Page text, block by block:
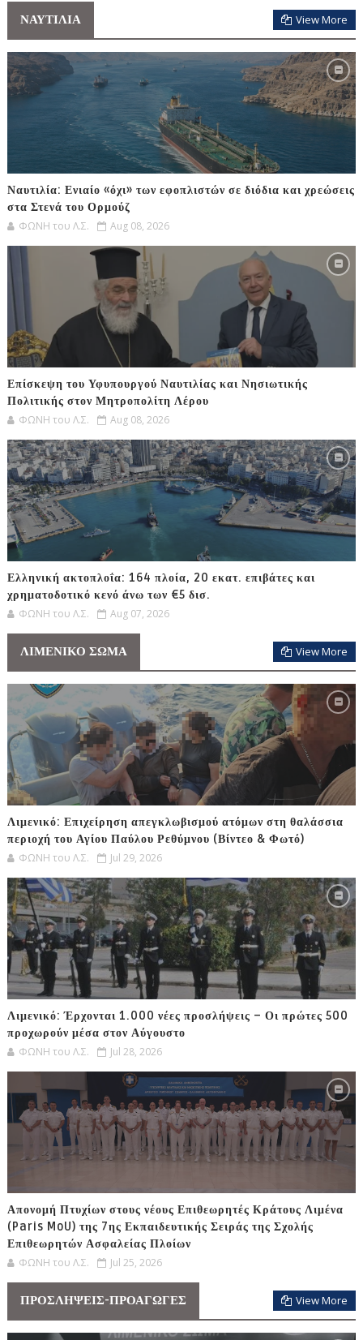
ΝΑΥΤΙΛΙΑ View More
Ναυτιλία: Ενιαίο «όχι» των εφοπλιστών σε διόδια και χρεώσεις
στα Στενά του Ορμούζ
ΦΩΝΗ του Λ.Σ.
Aug 08, 2026
Επίσκεψη του Υφυπουργού Ναυτιλίας και Νησιωτικής
Πολιτικής στον Μητροπολίτη Λέρου
ΦΩΝΗ του Λ.Σ.
Aug 08, 2026
Ελληνική ακτοπλοΐα: 164 πλοία, 20 εκατ. επιβάτες και
χρηματοδοτικό κενό άνω των €5 δισ.
ΦΩΝΗ του Λ.Σ.
Aug 07, 2026
ΛΙΜΕΝΙΚΟ ΣΩΜΑ View More
Λιμενικό: Επιχείρηση απεγκλωβισμού ατόμων στη θαλάσσια
περιοχή του Αγίου Παύλου Ρεθύμνου (Βίντεο & Φωτό)
ΦΩΝΗ του Λ.Σ.
Jul 29, 2026
Λιμενικό: Έρχονται 1.000 νέες προσλήψεις – Οι πρώτες 500
προχωρούν μέσα στον Αύγουστο
ΦΩΝΗ του Λ.Σ.
Jul 28, 2026
Απονομή Πτυχίων στους νέους Επιθεωρητές Κράτους Λιμένα
(Paris MoU) της 7ης Εκπαιδευτικής Σειράς της Σχολής
Επιθεωρητών Ασφαλείας Πλοίων
ΦΩΝΗ του Λ.Σ.
Jul 25, 2026
ΠΡΟΣΛΗΨΕΙΣ-ΠΡΟΑΓΩΓΕΣ View More